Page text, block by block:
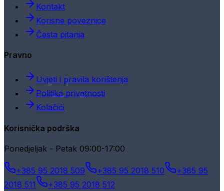
Kontakt
Korisne poveznice
Česta pitanja
Pravno
Uvjeti i pravila korištenja
Politika privatnosti
Kolačići
Korisnička podrška
Ponedjeljak - Petak 09:00-17:00
+385 95 2018 509 +385 95 2018 510
+385 95
2018 511
+385 95 2018 512